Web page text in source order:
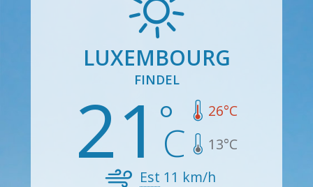
LUXEMBOURG
FINDEL
21 26°C
13°C
Est 11 km/h